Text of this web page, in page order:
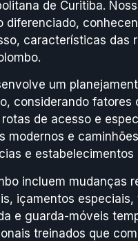
de Curitiba.
diferenciado,
características das
um
considerando fatores
de acesso e
modernos e
e estabelecimentos
incluem mudanças
içamentos especiais,
e guarda-móveis
treinados que